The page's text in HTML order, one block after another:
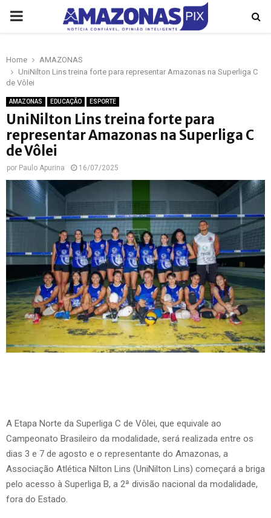
PRIMARY
Home
AMAZONAS
UniNilton Lins treina forte para representar Amazonas na Superliga C
de Vôlei
AMAZONAS EDUCAÇÃO ESPORTE
UniNilton Lins treina forte para
representar Amazonas na Superliga C
de Vôlei
por Paulo Apurina 16/07/2025
A Etapa Norte da Superliga C de Vôlei, que equivale ao
Campeonato Brasileiro da modalidade, será realizada entre os
dias 3 e 7 de agosto e o representante do Amazonas, a
Associação Atlética Nilton Lins (UniNilton Lins) começará a briga
pelo acesso à Superliga B, a 2ª divisão nacional da modalidade,
fora do Estado.